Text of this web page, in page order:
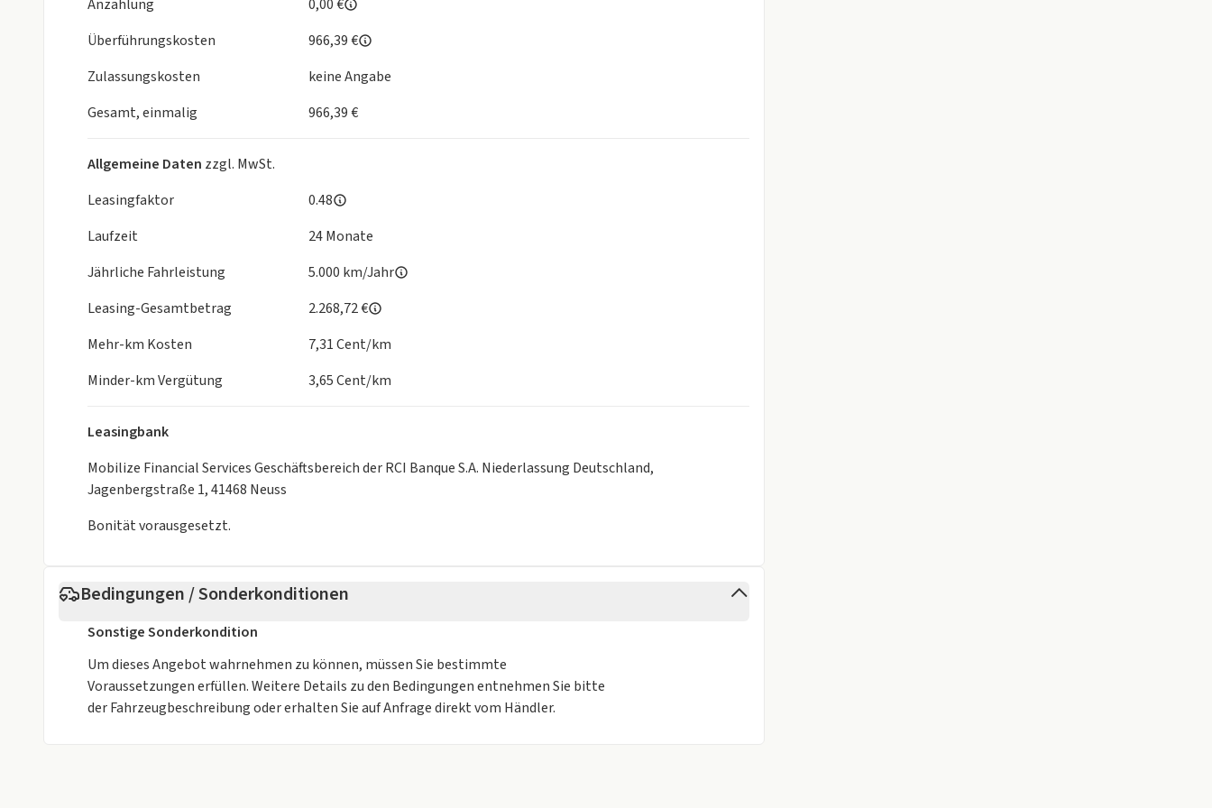
Anzahlung
0,00 €
Überführungskosten
966,39 €
Zulassungskosten
keine Angabe
Gesamt, einmalig
966,39 €
Allgemeine Daten zzgl. MwSt.
Leasingfaktor
0.48
Laufzeit
24 Monate
Jährliche Fahrleistung
5.000 km/Jahr
Leasing-Gesamtbetrag
2.268,72 €
Mehr-km Kosten
7,31 Cent/km
Minder-km Vergütung
3,65 Cent/km
Leasingbank
Mobilize Financial Services Geschäftsbereich der RCI Banque S.A. Niederlassung Deutschland,
Jagenbergstraße 1, 41468 Neuss
Bonität vorausgesetzt.
Bedingungen / Sonderkonditionen
Sonstige Sonderkondition
Um dieses Angebot wahrnehmen zu können, müssen Sie bestimmte
Voraussetzungen erfüllen. Weitere Details zu den Bedingungen entnehmen Sie bitte
der Fahrzeugbeschreibung oder erhalten Sie auf Anfrage direkt vom Händler.